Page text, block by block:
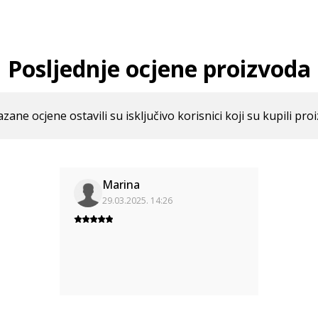
Posljednje ocjene proizvoda
ocjene ostavili su isključivo korisnici koji su kupili
Marina
29.03.2025. 14:26